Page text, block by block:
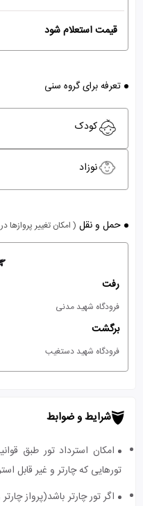
قیمت استعلام شود
تعرفه برای گروه سنی
کودک
نوزاد
حمل و نقل ( امکان تغییر
رفت
فرودگاه شهید مدنی
برگشت
فرودگاه شهید دستغیب
شرایط و ضوابط
امکان استرداد تور طبق
تورهایی که چارتر و غیر قابل
اگر تور چارتر باشد(پرواز